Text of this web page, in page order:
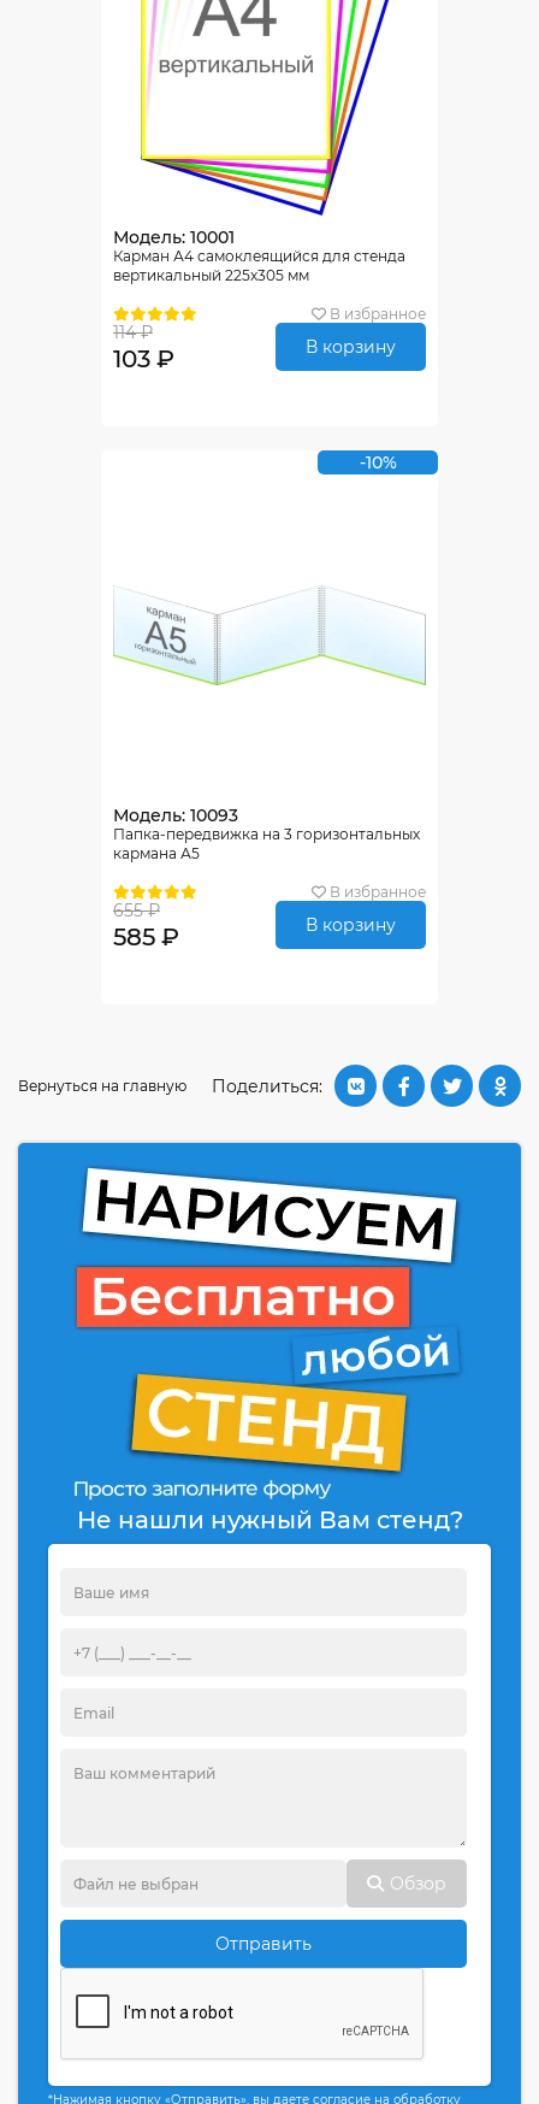
Модель: 10001
Карман А4 самоклеящийся для стенда
вертикальный 225х305 мм
В избранное
114 ₽
103 ₽ В корзину
-10%
Модель: 10093
Папка-передвижка на 3 горизонтальных
кармана А5
В избранное
655 ₽
585 ₽ В корзину
Поделиться:
Вернуться на главную
Не нашли нужный Вам стенд?
Обзор
Отправить
*Нажимая кнопку «Отправить», вы даете согласие на обработку